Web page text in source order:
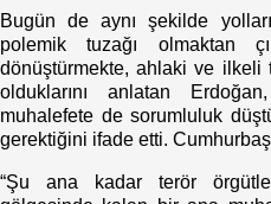
Bugün de aynı şekilde
polemik tuzağı olmaktan
dönüştürmekte, ahlaki ve ilkeli
olduklarını anlatan
muhalefete de sorumluluk
gerektiğini ifade etti.
“Şu ana kadar terör